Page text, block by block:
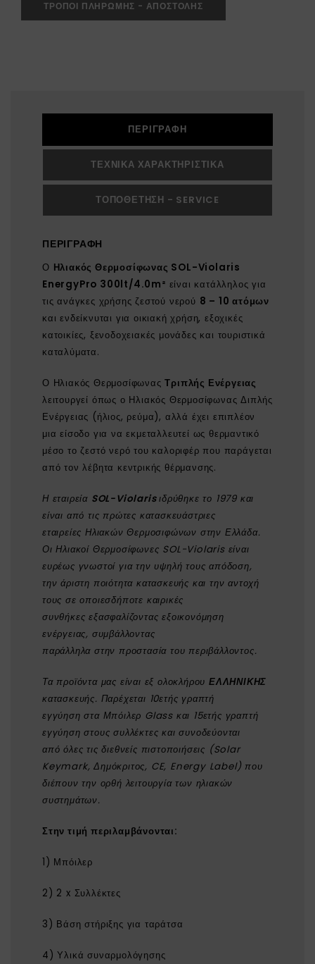
ΤΡΟΠΟΙ ΠΛΗΡΩΜΗΣ - ΑΠΟΣΤΟΛΗΣ
ΠΕΡΙΓΡΑΦΉ
ΤΕΧΝΙΚΆ ΧΑΡΑΚΤΗΡΙΣΤΙΚΆ
ΤΟΠΟΘΈΤΗΣΗ - SERVICE
ΠΕΡΙΓΡΑΦΉ
Ο Ηλιακός Θερμοσίφωνας SOL-Violaris
EnergyPro 300lt/4.0m² είναι κατάλληλος για
τις ανάγκες χρήσης ζεστού νερού 8 – 10 ατόμων
και ενδείκνυται για οικιακή χρήση, εξοχικές
κατοικίες, ξενοδοχειακές μονάδες και τουριστικά
καταλύματα.
Ο Ηλιακός ΘερμοσίφωναςΤριπλής Ενέργειας
λειτουργεί όπως ο Ηλιακός Θερμοσίφωνας Διπλής
Ενέργειας (ήλιος, ρεύμα), αλλά έχει επιπλέον
μια είσοδο για να εκμεταλλευτεί ως θερμαντικό
μέσο το ζεστό νερό του καλοριφέρ που παράγεται
από τον λέβητα κεντρικής θέρμανσης.
Η εταιρεία SOL-Violaris ιδρύθηκε το 1979 και
είναι από τις πρώτες κατασκευάστριες
εταιρείες Ηλιακών Θερμοσιφώνων στην Ελλάδα.
Οι Ηλιακοί Θερμοσίφωνες SOL-Violaris είναι
ευρέως γνωστοί για την υψηλή τους απόδοση,
την άριστη ποιότητα κατασκευής και την αντοχή
τους σε οποιεσδήποτε καιρικές
συνθήκες εξασφαλίζοντας εξοικονόμηση
ενέργειας, συμβάλλοντας
παράλληλα στην προστασία του περιβάλλοντος.
Τα προϊόντα μας είναι εξ ολοκλήρουΕΛΛΗΝΙΚΗΣ
κατασκευής. Παρέχεται 10ετής γραπτή
εγγύηση στα Μπόιλερ Glass και 15ετής γραπτή
εγγύηση στους συλλέκτες και συνοδεύονται
από όλες τις διεθνείς πιστοποιήσεις (Solar
Keymark, Δημόκριτος, CE, Energy Label) που
διέπουν την ορθή λειτουργία των ηλιακών
συστημάτων.
Στην τιμή περιλαμβάνονται:
1) Μπόιλερ
2) 2 x Συλλέκτες
3) Βάση στήριξης για ταράτσα
4) Υλικά συναρμολόγησης